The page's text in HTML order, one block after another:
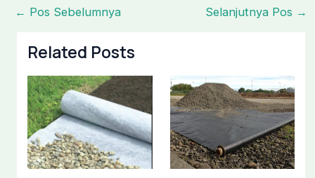
← Pos Sebelumnya Selanjutnya Pos →
Related Posts